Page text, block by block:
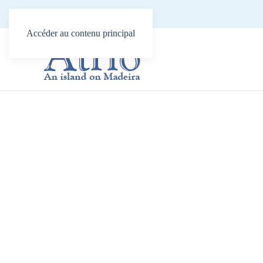
Accéder au contenu principal